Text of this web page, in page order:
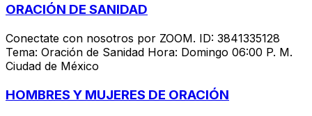
ORACIÓN DE SANIDAD
Conectate con nosotros por ZOOM. ID: 3841335128
Tema: Oración de Sanidad Hora: Domingo 06:00 P. M.
Ciudad de México
HOMBRES Y MUJERES DE ORACIÓN